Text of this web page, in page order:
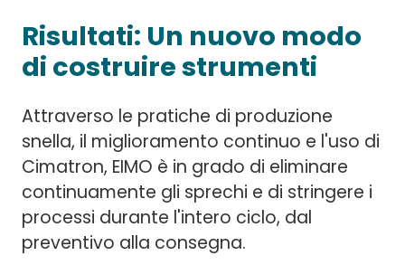
Risultati: Un nuovo modo
di costruire strumenti
Attraverso le pratiche di produzione
snella, il miglioramento continuo e l'uso di
Cimatron, EIMO è in grado di eliminare
continuamente gli sprechi e di stringere i
processi durante l'intero ciclo, dal
preventivo alla consegna.